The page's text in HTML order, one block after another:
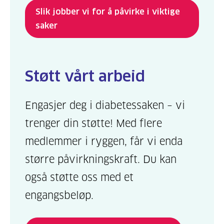
Slik jobber vi for å påvirke i viktige
saker
Støtt vårt arbeid
Engasjer deg i diabetessaken – vi
trenger din støtte! Med flere
medlemmer i ryggen, får vi enda
større påvirkningskraft. Du kan
også støtte oss med et
engangsbeløp.